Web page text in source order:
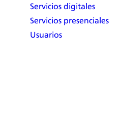
Servicios digitales
Servicios presenciales
Usuarios